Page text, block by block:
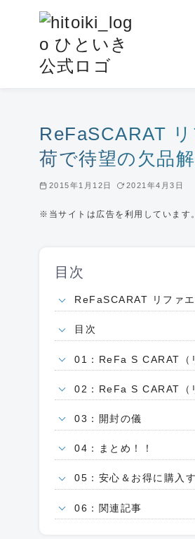
ReFaSCARAT
荷で待望の欠品
2015年1月12日 2021年4月3日
※当サイトは広告を利用しています。
目次
ReFaSCARAT リファ
目次
01：ReFa S CARAT（
02：ReFa S CARAT（
03：開封の儀
04：まとめ！！
05：安心＆お得に購入す
06：関連記事